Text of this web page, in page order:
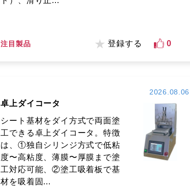
注目製品 登録する 0
2026.08.06
卓上ダイコータ
シート基材をダイ方式で両面塗
工できる卓上ダイコータ。特徴
は、①独自シリンジ方式で低粘
度〜高粘度、薄膜〜厚膜まで塗
工対応可能、②塗工吸着板で基
材を吸着固...